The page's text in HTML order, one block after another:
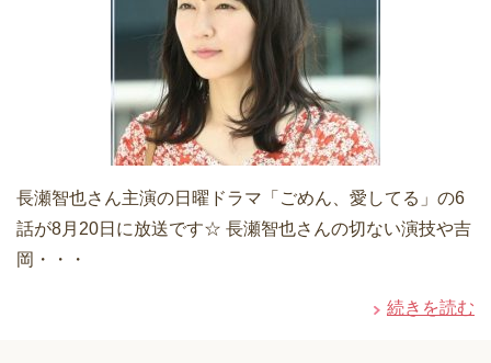
長瀬智也さん主演の日曜ドラマ「ごめん、愛してる」の6
話が8月20日に放送です☆ 長瀬智也さんの切ない演技や吉
岡・・・
続きを読む